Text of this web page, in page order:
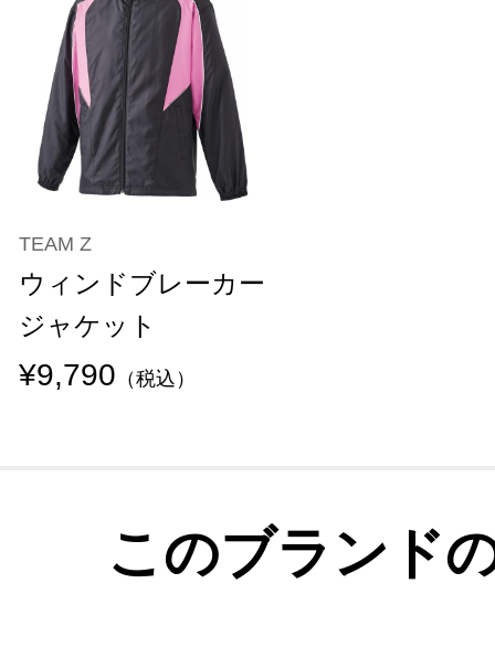
TEAM Z
ウィンドブレーカー
ジャケット
¥9,790 （税込）
このブランド